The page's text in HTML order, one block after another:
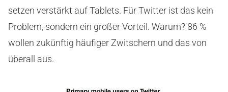
setzen verstärkt auf Tablets. Für Twitter ist das kein
Problem, sondern ein großer Vorteil. Warum? 86 %
wollen zukünftig häufiger Zwitschern und das von
überall aus.